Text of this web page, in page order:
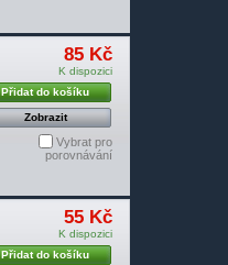
85 Kč
K dispozici
Přidat do košíku
Zobrazit
Vybrat pro
porovnávání
55 Kč
K dispozici
Přidat do košíku